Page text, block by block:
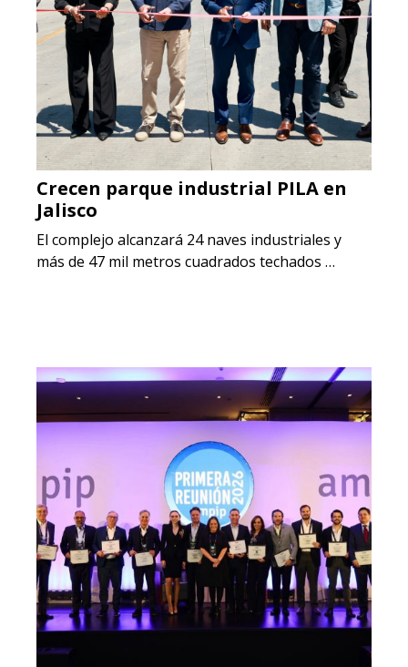
Crecen parque industrial PILA en
Jalisco
El complejo alcanzará 24 naves industriales y
más de 47 mil metros cuadrados techados …